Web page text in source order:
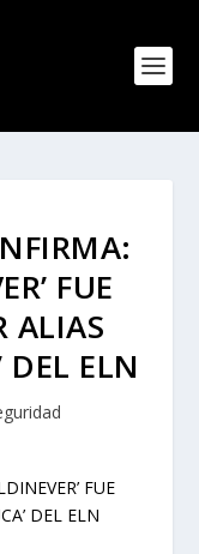
FUE
ALIAS
DEL ELN